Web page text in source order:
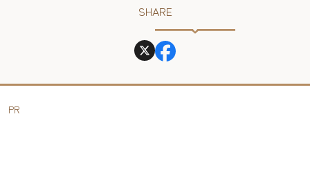
SHARE
PR